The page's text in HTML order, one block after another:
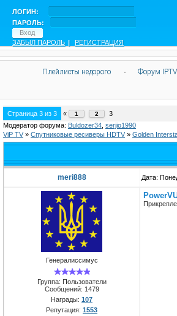
ЛОГИН:
ПАРОЛЬ:
ЗАБЫЛ ПАРОЛЬ | РЕГИСТРАЦИЯ
Плейлисты недорого · Форум IPTV
Страница 3 из 3 « 1 2
3
Модератор форума: Buldozer34 serjio1990
ViP TV » Спутниковые ресиверы HDTV » Golden
meri888 Дата:
Генералиссимус
Группа: Пользователи
Сообщений: 1479
Награды: 107
Репутация: 1553